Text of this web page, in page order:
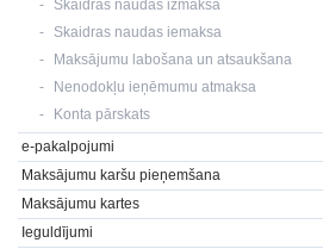
Skaidras naudas izmaksa
Skaidras naudas iemaksa
Maksājumu labošana un atsaukšana
Nenodokļu ieņēmumu atmaksa
Konta pārskats
e-pakalpojumi
Maksājumu karšu pieņemšana
Maksājumu kartes
Ieguldījumi